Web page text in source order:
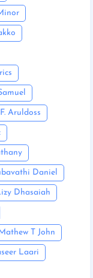
Aruldoss
Daniel
Dhasaiah
T John
Laari